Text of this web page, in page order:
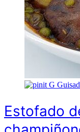
G
Estofado